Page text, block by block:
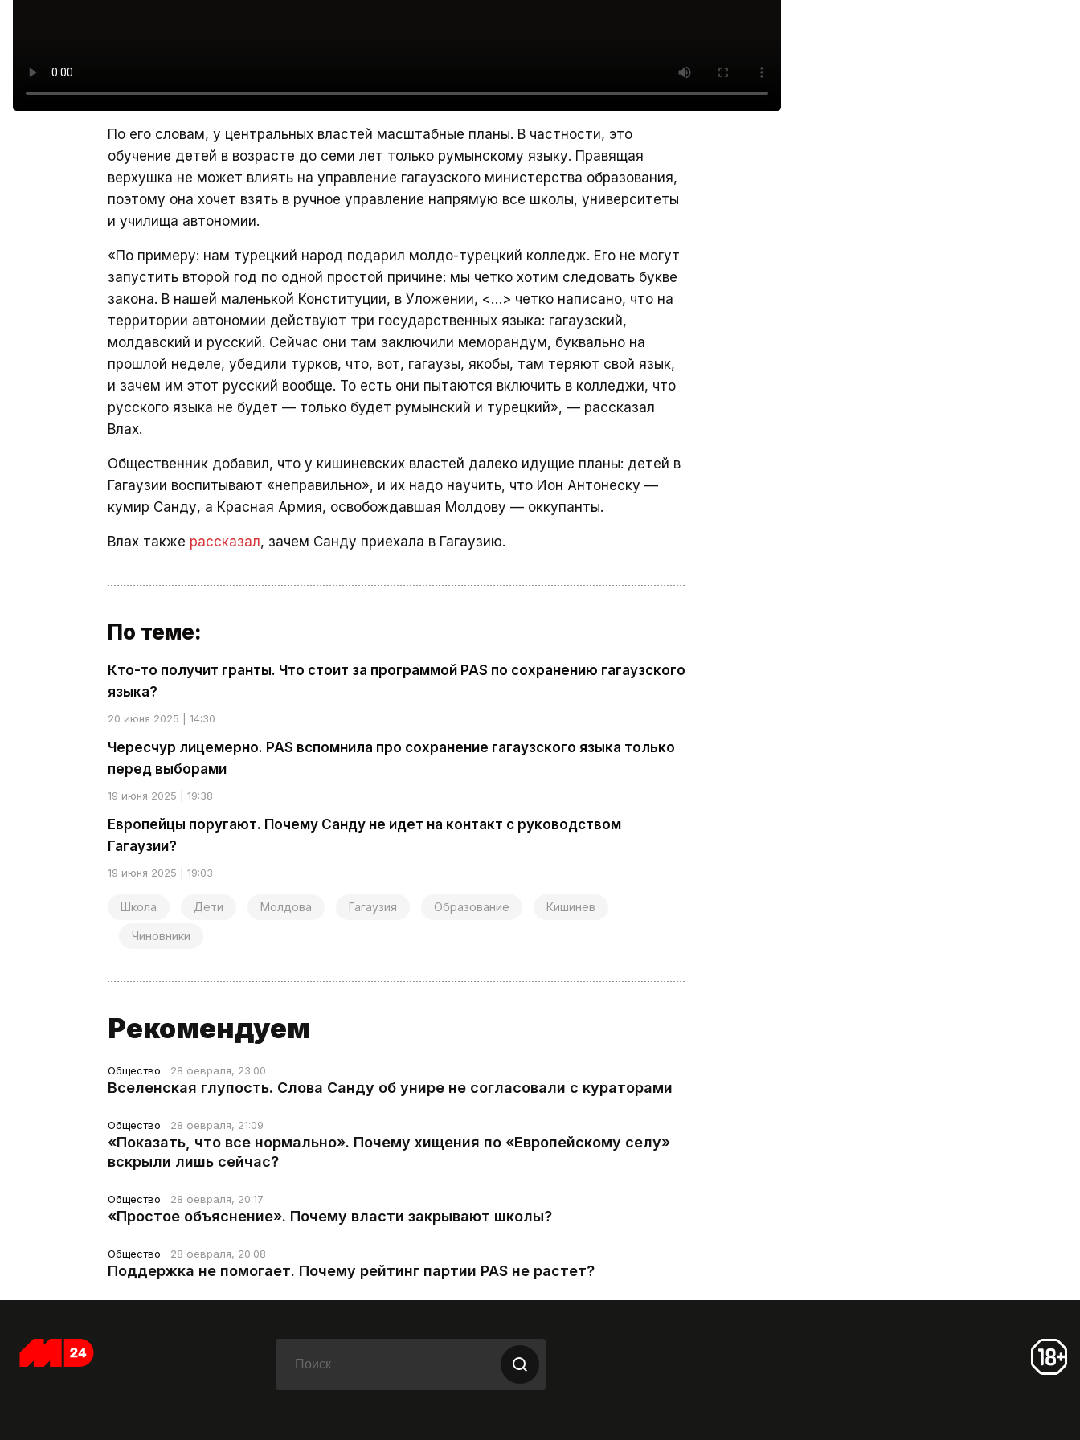
По его словам, у центральных властей масштабные планы. В частности, это
обучение детей в возрасте до семи лет только румынскому языку. Правящая
верхушка не может влиять на управление гагаузского министерства образования,
поэтому она хочет взять в ручное управление напрямую все школы, университеты
и училища автономии.
«По примеру: нам турецкий народ подарил молдо-турецкий колледж. Его не могут
запустить второй год по одной простой причине: мы четко хотим следовать букве
закона. В нашей маленькой Конституции, в Уложении, <…> четко написано, что на
территории автономии действуют три государственных языка: гагаузский,
молдавский и русский. Сейчас они там заключили меморандум, буквально на
прошлой неделе, убедили турков, что, вот, гагаузы, якобы, там теряют свой язык,
и зачем им этот русский вообще. То есть они пытаются включить в колледжи, что
русского языка не будет — только будет румынский и турецкий», — рассказал
Влах.
Общественник добавил, что у кишиневских властей далеко идущие планы: детей в
Гагаузии воспитывают «неправильно», и их надо научить, что Ион Антонеску —
кумир Санду, а Красная Армия, освобождавшая Молдову — оккупанты.
Влах также рассказал, зачем Санду приехала в Гагаузию.
По теме:
Кто-то получит гранты. Что стоит за программой PAS по сохранению гагаузского
языка?
20 июня 2025 | 14:30
Чересчур лицемерно. PAS вспомнила про сохранение гагаузского языка только
перед выборами
19 июня 2025 | 19:38
Европейцы поругают. Почему Санду не идет на контакт с руководством
Гагаузии?
19 июня 2025 | 19:03
Школа Дети Молдова Гагаузия Образование Кишинев
Чиновники
Рекомендуем
Общество 28 февраля, 23:00
Вселенская глупость. Слова Санду об унире не согласовали с кураторами
Общество 28 февраля, 21:09
«Показать, что все нормально». Почему хищения по «Европейскому селу»
вскрыли лишь сейчас?
Общество 28 февраля, 20:17
«Простое объяснение». Почему власти закрывают школы?
Общество 28 февраля, 20:08
Поддержка не помогает. Почему рейтинг партии PAS не растет?